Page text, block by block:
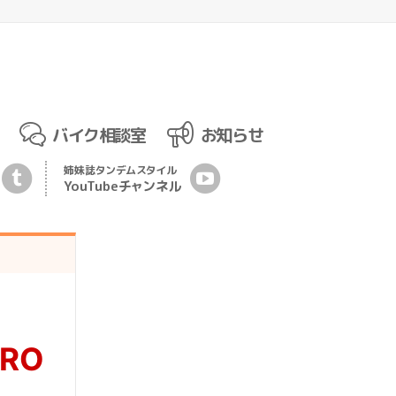
バイク相談室
お知らせ
姉妹誌タンデムスタイル
YouTubeチャンネル